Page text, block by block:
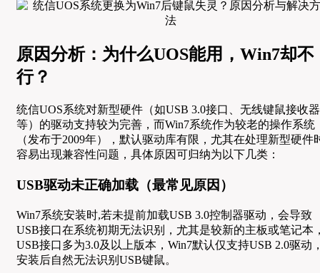
原因分析：为什么UOS能用，Win7却不
行？
统信UOS系统对新型硬件（如USB 3.0接口、无线键鼠接收器
等）的驱动支持较为完善，而Win7系统作为较老的操作系统
（发布于2009年），默认驱动库有限，尤其在处理新型硬件
容易出现兼容性问题，具体原因可归纳为以下几类：
USB驱动未正确加载（最常见原因）
Win7系统安装时,若未提前加载USB 3.0控制器驱动，会导致
USB接口在系统初期无法识别，尤其是较新的主板或笔记本
USB接口多为3.0及以上版本，Win7默认仅支持USB 2.0驱动
安装后自然无法识别USB键鼠。